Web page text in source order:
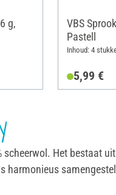
g,
VBS
Pastell
Inhoud: 4
5,99 €
Het bestaat
harmonieus